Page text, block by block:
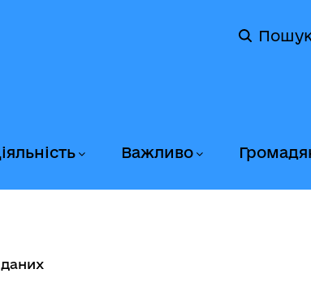
Важливо